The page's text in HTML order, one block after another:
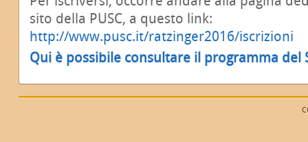
sito della PUSC, a questo link:
http://www.pusc.it/ratzinger2016/iscrizioni
Qui è possibile consultare il programma del